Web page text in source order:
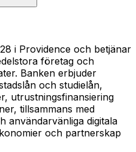
i Providence och betjänar
företag och
Banken erbjuder
och studielån,
utrustningsfinansiering
tillsammans med
användarvänliga digitala
och partnerskap